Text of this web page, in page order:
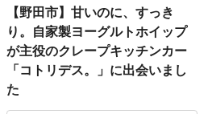
【野田市】甘いのに、すっき
り。自家製ヨーグルトホイップ
が主役のクレープキッチンカー
「コトリデス。」に出会いまし
た